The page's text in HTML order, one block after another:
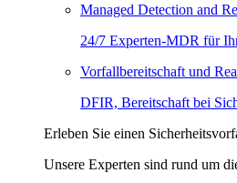
Managed Detection and
24/7 Experten-MDR für
Vorfallbereitschaft und
DFIR, Bereitschaft bei
Erleben Sie einen
Unsere Experten sind rund um